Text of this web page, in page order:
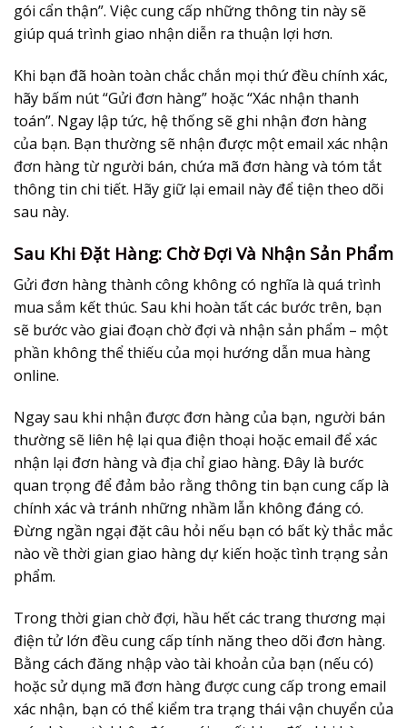
gói cẩn thận”. Việc cung cấp những thông tin này sẽ
giúp quá trình giao nhận diễn ra thuận lợi hơn.
Khi bạn đã hoàn toàn chắc chắn mọi thứ đều chính xác,
hãy bấm nút “Gửi đơn hàng” hoặc “Xác nhận thanh
toán”. Ngay lập tức, hệ thống sẽ ghi nhận đơn hàng
của bạn. Bạn thường sẽ nhận được một email xác nhận
đơn hàng từ người bán, chứa mã đơn hàng và tóm tắt
thông tin chi tiết. Hãy giữ lại email này để tiện theo dõi
sau này.
Sau Khi Đặt Hàng: Chờ Đợi Và Nhận Sản Phẩm
Gửi đơn hàng thành công không có nghĩa là quá trình
mua sắm kết thúc. Sau khi hoàn tất các bước trên, bạn
sẽ bước vào giai đoạn chờ đợi và nhận sản phẩm – một
phần không thể thiếu của mọi hướng dẫn mua hàng
online.
Ngay sau khi nhận được đơn hàng của bạn, người bán
thường sẽ liên hệ lại qua điện thoại hoặc email để xác
nhận lại đơn hàng và địa chỉ giao hàng. Đây là bước
quan trọng để đảm bảo rằng thông tin bạn cung cấp là
chính xác và tránh những nhầm lẫn không đáng có.
Đừng ngần ngại đặt câu hỏi nếu bạn có bất kỳ thắc mắc
nào về thời gian giao hàng dự kiến hoặc tình trạng sản
phẩm.
Trong thời gian chờ đợi, hầu hết các trang thương mại
điện tử lớn đều cung cấp tính năng theo dõi đơn hàng.
Bằng cách đăng nhập vào tài khoản của bạn (nếu có)
hoặc sử dụng mã đơn hàng được cung cấp trong email
xác nhận, bạn có thể kiểm tra trạng thái vận chuyển của